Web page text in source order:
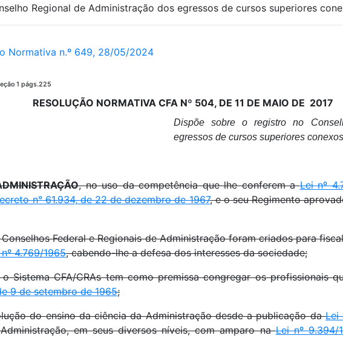
Regional de Administração dos egressos de cursos superiores
Normativa n.º 649, 28/05/2024
1 págs.225
RESOLUÇÃO NORMATIVA CFA Nº 504, DE 11 DE MAIO DE 2017
Dispõe sobre o registro no
egressos de cursos superiores
, no uso da competência que lhe conferem aLei nº
n° 61.934, de 22 de dezembro de 1967, e o seu Regimento
Federal e Regionais de Administração foram criados para
4.769/1965, cabendo-lhe a defesa dos interesses da sociedade;
Sistema CFA/CRAs tem como premissa congregar os profissionais
9 de setembro de 1965;
do ensino da ciência da Administração desde a publicação daLei
em seus diversos níveis, com amparo naLei nº 9.394/